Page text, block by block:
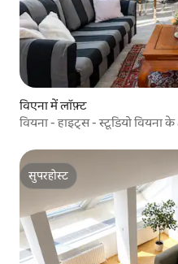
विएना में लॉफ़्ट
वियना - हाइट्स - स्टूडियो वियना
सुपरहोस्ट
सुपरहोस्ट